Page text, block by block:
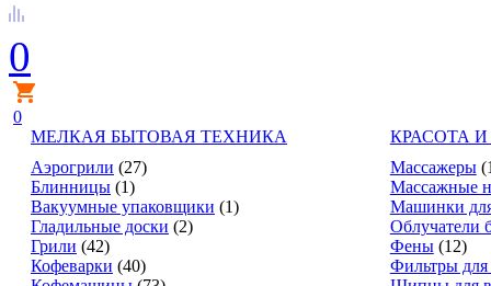
0
0
МЕЛКАЯ БЫТОВАЯ ТЕХНИКА
Аэрогрили (27)
Блинницы (1)
Вакуумные упаковщики (1)
Гладильные доски (2)
Грили (42)
Кофеварки (40)
КРАСОТА И
Массажеры
Массажные
Машинки
Облучатели
Фены (12)
Фильтры